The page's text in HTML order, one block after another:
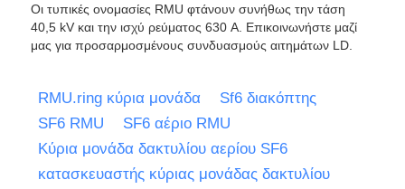
Νέα
Όλες οι περιπτώσεις
Ζητήστε ένα απόσπασμα
Οι τυπικές ονομασίες RMU φτάνουν συνήθως την τάση
40,5 kV και την ισχύ ρεύματος 630 A. Επικοινωνήστε μαζί
μας για προσαρμοσμένους συνδυασμούς αιτημάτων LD.
RMU.ring κύρια μονάδα
Sf6 διακόπτης
SF6 RMU
SF6 αέριο RMU
Κύρια μονάδα δακτυλίου αερίου SF6
κατασκευαστής κύριας μονάδας δακτυλίου